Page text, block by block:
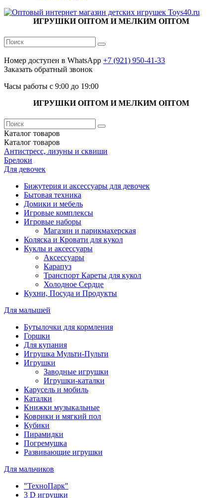
ИГРУШКИ ОПТОМ И МЕЛКИМ ОПТОМ
Номер доступен в WhatsApp +7 (921) 950-41-33
Заказать обратный звонок
Часы работы с 9:00 до 19:00
ИГРУШКИ ОПТОМ И МЕЛКИМ ОПТОМ
Каталог товаров
Каталог товаров
Антистресс, лизуны и сквиши
Брелоки
Для девочек
Бижутерия и аксессуары для девочек
Бытовая техника
Домики и мебель
Игровые комплексы
Игровые наборы
Магазин и парикмахерская
Коляска и Кровати для кукол
Куклы и аксессуары
Аксессуары
Карапуз
Транспорт Кареты для кукол
Холодное Сердце
Кухни, Посуда и Продукты
Для малышей
Бутылочки для кормления
Горшки
Для купания
Игрушка Мульти-Пульти
Игрушки
Заводные игрушки
Игрушки-каталки
Карусель и мобиль
Каталки
Книжки музыкальные
Коврики и мягкий пол
Кубики
Пирамидки
Погремушка
Развивающие игрушки
Для мальчиков
"ТехноПарк"
3 D игрушки